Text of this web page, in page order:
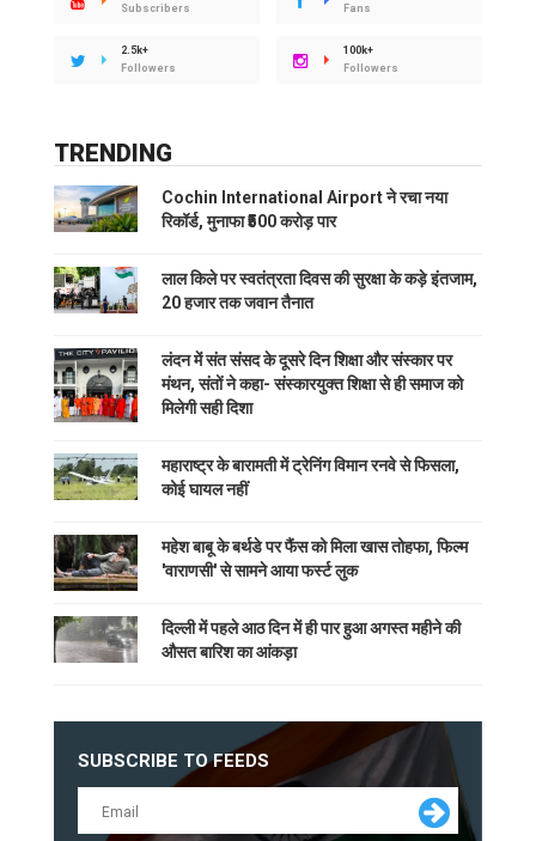
Subscribers
Fans
2.5k+
Followers
100k+
Followers
TRENDING
Cochin International Airport ने रचा नया
रिकॉर्ड, मुनाफा ₹500 करोड़ पार
लाल किले पर स्वतंत्रता दिवस की सुरक्षा के कड़े इंतजाम,
20 हजार तक जवान तैनात
लंदन में संत संसद के दूसरे दिन शिक्षा और संस्कार पर
मंथन, संतों ने कहा- संस्कारयुक्त शिक्षा से ही समाज को
मिलेगी सही दिशा
महाराष्ट्र के बारामती में ट्रेनिंग विमान रनवे से फिसला,
कोई घायल नहीं
महेश बाबू के बर्थडे पर फैंस को मिला खास तोहफा, फिल्म
'वाराणसी' से सामने आया फर्स्ट लुक
दिल्ली में पहले आठ दिन में ही पार हुआ अगस्त महीने की
औसत बारिश का आंकड़ा
SUBSCRIBE TO FEEDS